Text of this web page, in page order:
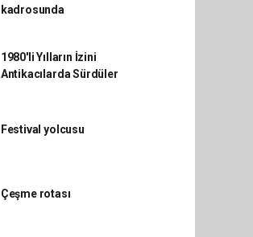
kadrosunda
1980'li Yılların İzini
Antikacılarda Sürdüler
Festival yolcusu
Çeşme rotası